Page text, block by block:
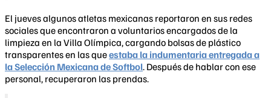
El jueves algunos atletas mexicanas reportaron en sus redes
sociales que encontraron a voluntarios encargados de la
limpieza en la Villa Olímpica, cargando bolsas de plástico
transparentes en las queestaba la indumentaria entregada a
la Selección Mexicana de Softbol. Después de hablar con ese
personal, recuperaron las prendas.